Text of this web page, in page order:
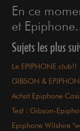
En ce
et
Sujets les plus
Le EPIPHONE club!!
GIBSON &
Achat Epiphone
Test : Gibson-
Epiphone Wilshire